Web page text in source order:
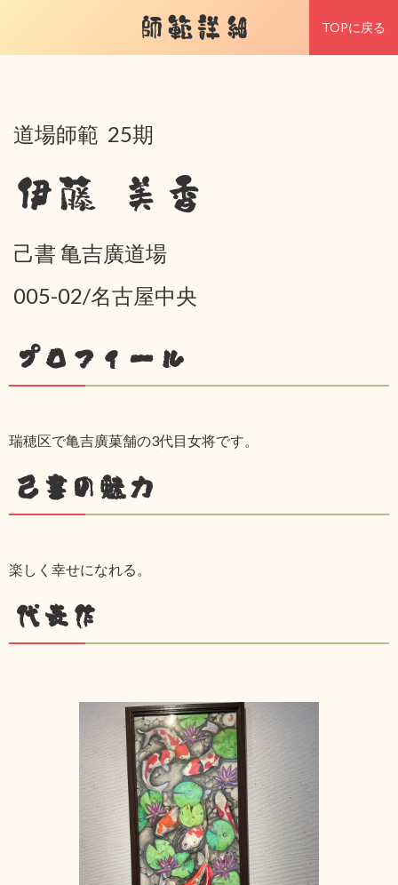
師範詳細 TOPに戻る
道場師範 25期
伊藤 美香
己書 亀吉廣道場
005-02/名古屋中央
プロフィール
瑞穂区で亀吉廣菓舗の3代目女将です。
己書の魅力
楽しく幸せになれる。
代表作